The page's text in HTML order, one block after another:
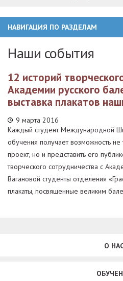
НАВИГАЦИЯ ПО РАЗДЕЛАМ
Наши события
12 историй
Академии русского
выставка плакатов
9 марта 2016
Каждый студент Международной
обучения получает возможность не
проект, но и представить его
творческого сотрудничества с
Вагановой студенты отделения
плакаты, посвященные великим
О